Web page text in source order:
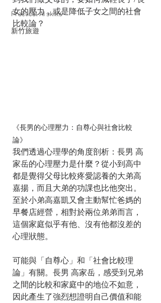
Practical AI skills
新竹旅遊
女的壓力，或是降低子女之間的社會
比較論？
《長男的心理壓力：自尊心與社會比較
論》
我們透過心理學的角度剖析：長男 高
家岳的心理壓力是什麼？從小到高中
都是覺得父母比較疼愛認養的大弟高
嘉揚，而且大弟的功課也比他突出。
至於小弟高嘉凱又會主動幫忙爸媽的
早餐店經營，相對於兩位弟弟而言，
這個家庭似乎有他、沒有他都沒差的
心理狀態。
可能與「自尊心」和「社會比較理
論」有關。長男 高家岳，感受到兄弟
之間的比較和家庭中的地位不如意，
因此產生了強烈想證明自己價值和能